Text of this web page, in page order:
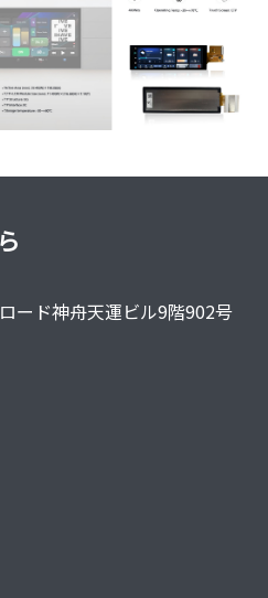
ード神舟天運ビル9階902号